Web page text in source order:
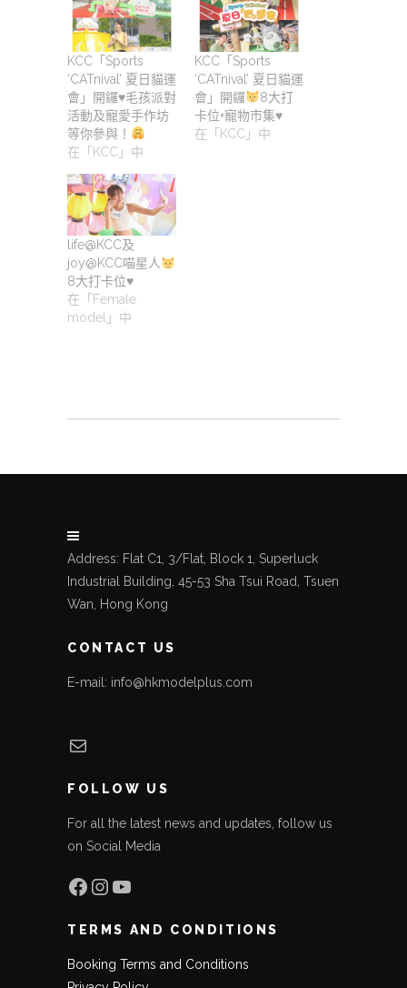
KCC「Sports
‘CATnival’ 夏日貓運
會」開鑼♥️毛孩派對
活動及寵愛手作坊
等你參與！
在「KCC」中
KCC「Sports
‘CATnival’ 夏日貓運
會」開鑼
8大打
卡位+寵物市集♥️
在「KCC」中
life@KCC及
joy@KCC喵星人
8大打卡位♥️
在「Female
model」中
Address: Flat C1, 3/Flat, Block 1, Superluck
Industrial Building, 45-53 Sha Tsui Road, Tsuen
Wan, Hong Kong
CONTACT US
E-mail: info@hkmodelplus.com
Mail
FOLLOW US
For all the latest news and updates, follow us
on Social Media
Facebook
Instagram
YouTube
TERMS AND CONDITIONS
Booking Terms and Conditions